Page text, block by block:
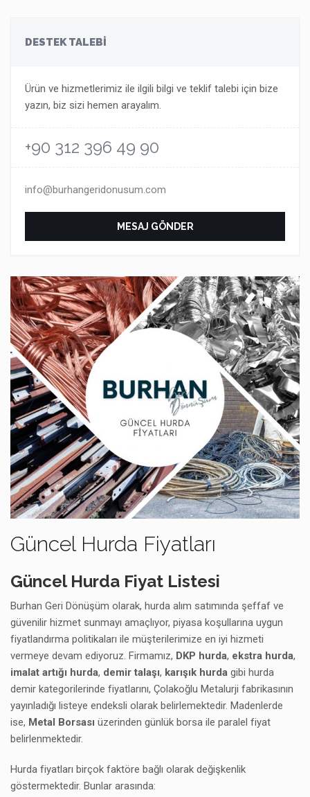
DESTEK TALEBİ
Ürün ve hizmetlerimiz ile ilgili bilgi ve teklif talebi için bize
yazın, biz sizi hemen arayalım.
+90 312 396 49 90
info@burhangeridonusum.com
MESAJ GÖNDER
Güncel Hurda Fiyatları
Güncel Hurda Fiyat Listesi
Burhan Geri Dönüşüm olarak, hurda alım satımında şeffaf ve
güvenilir hizmet sunmayı amaçlıyor, piyasa koşullarına uygun
fiyatlandırma politikaları ile müşterilerimize en iyi hizmeti
vermeye devam ediyoruz. Firmamız, DKP hurda, ekstra hurda,
imalat artığı hurda, demir talaşı, karışık hurda gibi hurda
demir kategorilerinde fiyatlarını, Çolakoğlu Metalurji fabrikasının
yayınladığı listeye endeksli olarak belirlemektedir. Madenlerde
ise, Metal Borsası üzerinden günlük borsa ile paralel fiyat
belirlenmektedir.
Hurda fiyatları birçok faktöre bağlı olarak değişkenlik
göstermektedir. Bunlar arasında: